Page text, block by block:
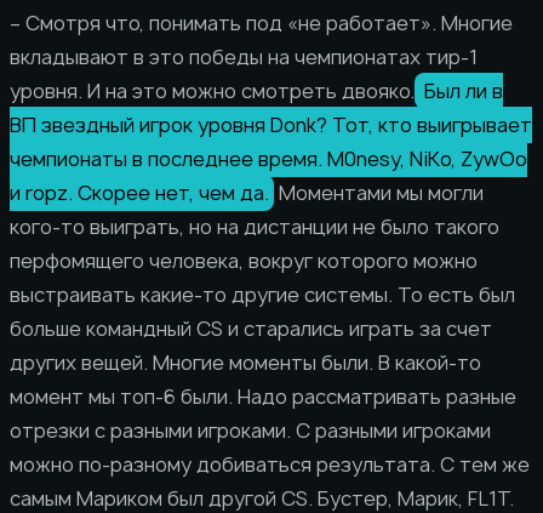
– Смотря что, понимать под «не работает». Многие
вкладывают в это победы на чемпионатах тир-1
уровня. И на это можно смотреть двояко. Был ли в
ВП звездный игрок уровня Donk? Тот, кто выигрывает
чемпионаты в последнее время. M0nesy, NiKo, ZywOo
и ropz. Скорее нет, чем да. Моментами мы могли
кого-то выиграть, но на дистанции не было такого
перфомящего человека, вокруг которого можно
выстраивать какие-то другие системы. То есть был
больше командный CS и старались играть за счет
других вещей. Многие моменты были. В какой-то
момент мы топ-6 были. Надо рассматривать разные
отрезки с разными игроками. С разными игроками
можно по-разному добиваться результата. С тем же
самым Мариком был другой CS. Бустер, Марик, FL1T.